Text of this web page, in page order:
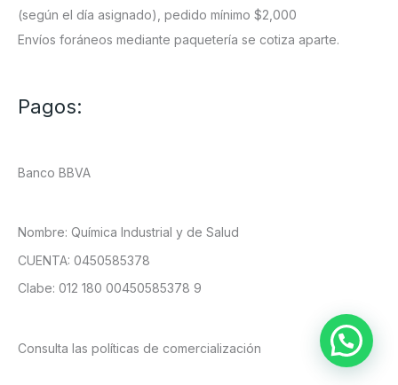
(según el día asignado), pedido mínimo $2,000
Envíos foráneos mediante paquetería se cotiza aparte.
Pagos:
Banco BBVA
Nombre: Química Industrial y de Salud
CUENTA: 0450585378
Clabe: 012 180 00450585378 9
Consulta las políticas de comercialización